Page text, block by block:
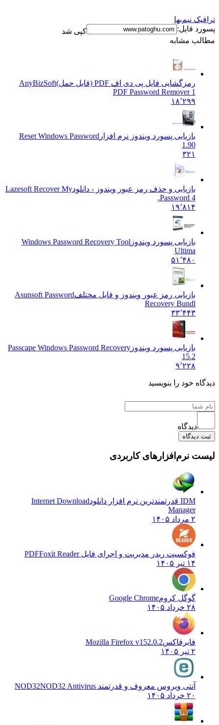
نیم‌بها
فایل:
کپی شد
مشابه
رمزگشایی فایل پی دی اف PDF (قابل حمل)
AnyBizSoft
PDF Password Remover 1
۱۸٬۲۹۹
بازیابی پسورد ویندوز نرم افزار Reset Windows Password
1.90
۳۲۱
بازیابی و حذف رمز عبور ویندوز - دانلودLazesoft Recover My
Password 4.
۱۹٬۸۱۴
بازیابی پسورد ویندوزWindows Password Recovery Tool
Ultima
۵۱٬۴۸۰
بازیابی رمز عبور ویندوز و فایل مختلف Asunsoft Password
Recovery Bundl
۳۳٬۴۴۳
بازیابی پسورد ویندوزPasscape Windows Password Recovery
15.2
۹٬۲۲۸
خود را بنویسید
دیدگاه
ثبت دیدگاه
نرم‌افزارهای کاربردی
IDM قدرتمندترین نرم افزار دانلود
Internet Download
Manager
فوکسیت ریدر مدیریت و اجرای فایل PDF Foxit Reader
۱۴ تیر ۱۴۰۵
گوگل کرومGoogle Chrome
۲۸ خرداد ۱۴۰۵
فایرفاکسMozilla Firefox v152.0.2
آنتی ویروس معروف و قدرتمند NOD32NOD32 Antivirus
۲۰ خرداد ۱۴۰۵